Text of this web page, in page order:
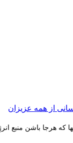
از همه عزیزان
که هرجا باشن منبع